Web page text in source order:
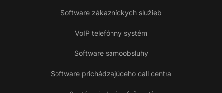
Software zákazníckych služieb
VoIP telefónny systém
Software samoobsluhy
Software prichádzajúceho call centra